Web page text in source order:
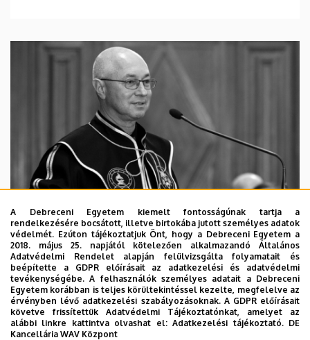
2026. augusztus 5.
Díszdoktorát gyászolja a Debreceni
Egyetem
INTÉZMÉNYI TTK TUDOMÁNY
A Debreceni Egyetem kiemelt fontosságúnak tartja a
rendelkezésére bocsátott, illetve birtokába jutott személyes adatok
védelmét. Ezúton tájékoztatjuk Önt, hogy a Debreceni Egyetem a
2018. május 25. napjától kötelezően alkalmazandó Általános
Adatvédelmi Rendelet alapján felülvizsgálta folyamatait és
beépítette a GDPR előírásait az adatkezelési és adatvédelmi
tevékenységébe. A felhasználók személyes adatait a Debreceni
Egyetem korábban is teljes körültekintéssel kezelte, megfelelve az
érvényben lévő adatkezelési szabályozásoknak. A GDPR előírásait
követve frissítettük Adatvédelmi Tájékoztatónkat, amelyet az
alábbi linkre kattintva olvashat el:Adatkezelési tájékoztató. DE
Kancellária WAV Központ